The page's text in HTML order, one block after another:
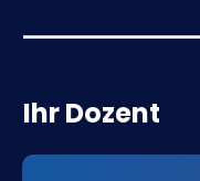
Ihr Dozent